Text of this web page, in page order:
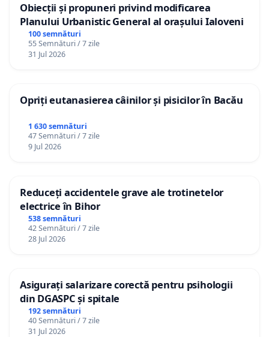
Obiecții și propuneri privind modificarea
Planului Urbanistic General al orașului Ialoveni
100 semnături
55 Semnături / 7 zile
31 Jul 2026
Opriți eutanasierea câinilor și pisicilor în Bacău
1 630 semnături
47 Semnături / 7 zile
9 Jul 2026
Reduceți accidentele grave ale trotinetelor
electrice în Bihor
538 semnături
42 Semnături / 7 zile
28 Jul 2026
Asigurați salarizare corectă pentru psihologii
din DGASPC și spitale
192 semnături
40 Semnături / 7 zile
31 Jul 2026